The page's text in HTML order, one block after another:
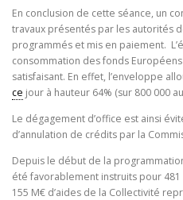
En conclusion de cette séance, un
travaux présentés par les autorités
programmés et mis en paiement.
consommation des fonds
satisfaisant. En effet, l’enveloppe
ce jour à hauteur 64% (sur 800 000
Le dégagement d’office est ainsi
d’annulation de crédits par la
Depuis le début de la
été favorablement instruits pour
155 M€ d’aides de la Collectivité